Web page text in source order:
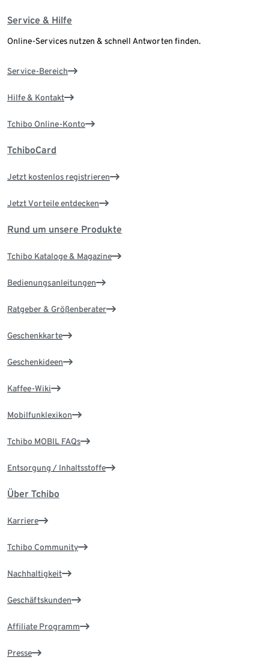
Service & Hilfe
Online-Services nutzen & schnell Antworten finden.
Service-Bereich
Hilfe & Kontakt
Tchibo Online-Konto
TchiboCard
Jetzt kostenlos registrieren
Jetzt Vorteile entdecken
Rund um unsere Produkte
Tchibo Kataloge & Magazine
Bedienungsanleitungen
Ratgeber & Größenberater
Geschenkkarte
Geschenkideen
Kaffee-Wiki
Mobilfunklexikon
Tchibo MOBIL FAQs
Entsorgung / Inhaltsstoffe
Über Tchibo
Karriere
Tchibo Community
Nachhaltigkeit
Geschäftskunden
Affiliate Programm
Presse